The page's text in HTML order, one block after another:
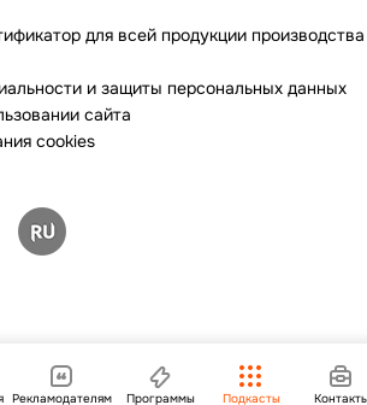
для всей продукции производства
и защиты персональных данных
сайта
cookies
Рекламодателям Программы Подкасты